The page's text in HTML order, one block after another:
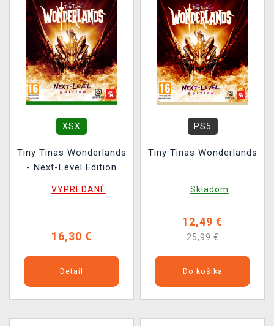
XSX
Tiny Tinas Wonderlands
- Next-Level Edition
VYPREDANÉ
16,30 €
Detail
PS5
Tiny Tinas Wonderlands
Skladom
12,49 €
25,99 €
Do košíka